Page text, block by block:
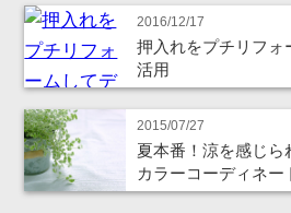
2016/12/17
押入れをプチリフォ
活用
2015/07/27
夏本番！涼を感じら
カラーコーディネー